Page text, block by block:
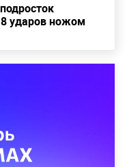
ударов ножом